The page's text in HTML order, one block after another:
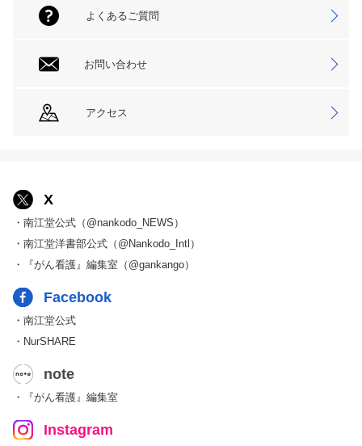
よくあるご質問
お問い合わせ
アクセス
X
・南江堂公式（@nankodo_NEWS）
・南江堂洋書部公式（@Nankodo_Intl）
・『がん看護』編集室（@gankango）
Facebook
・南江堂公式
・NurSHARE
note
・『がん看護』編集室
Instagram